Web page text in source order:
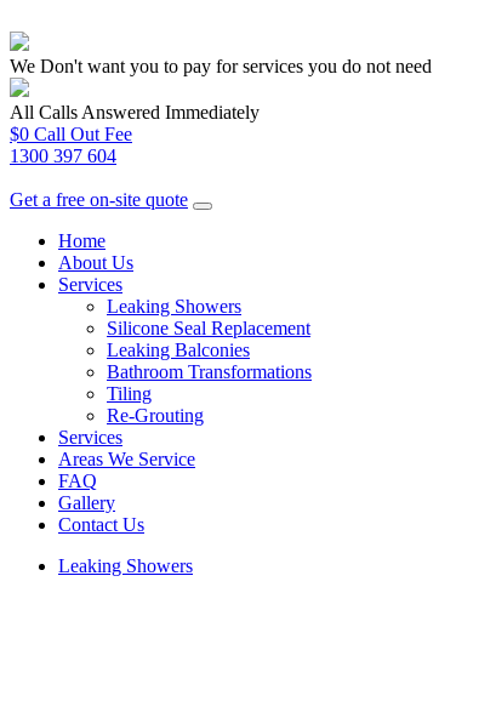
We Don't want you to pay for services you do not need
All Calls Answered Immediately
$0 Call Out Fee
1300 397 604
Get a free on-site quote
Home
About Us
Services
Leaking Showers
Silicone Seal Replacement
Leaking Balconies
Bathroom Transformations
Tiling
Re-Grouting
Services
Areas We Service
FAQ
Gallery
Contact Us
Leaking Showers